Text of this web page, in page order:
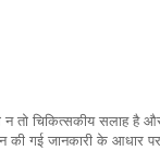
तो चिकित्सकीय सलाह है
जानकारी के आधार पर